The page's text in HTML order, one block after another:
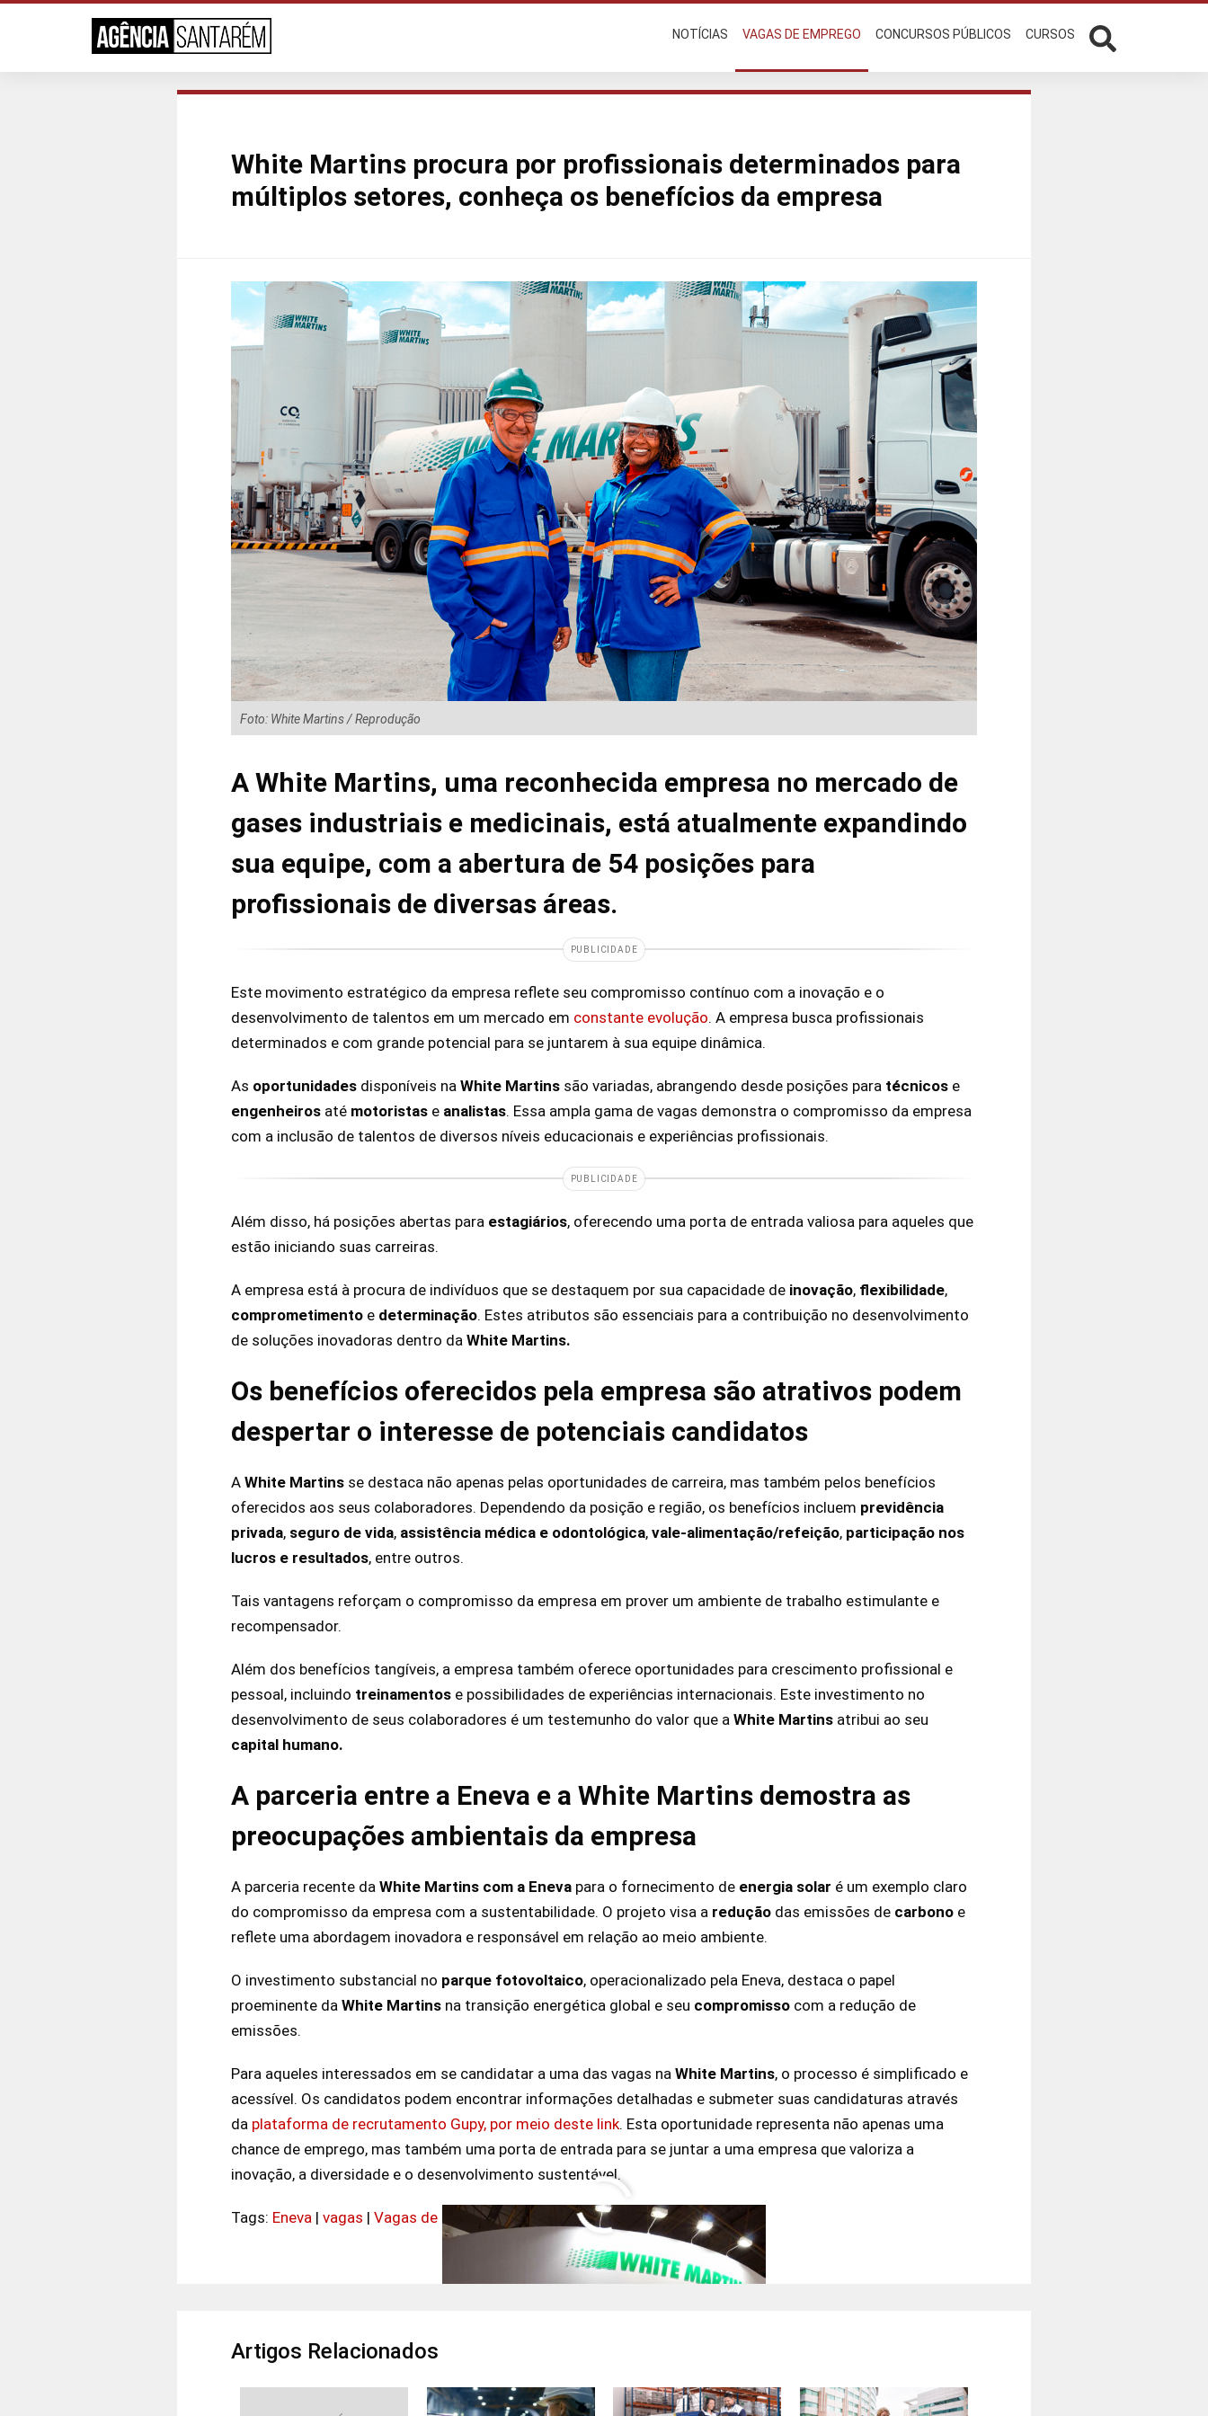
NOTÍCIAS VAGAS DE EMPREGO CONCURSOS PÚBLICOS CURSOS
White Martins procura por profissionais determinados para
múltiplos setores, conheça os benefícios da empresa
Foto: White Martins / Reprodução
A White Martins, uma reconhecida empresa no mercado de
gases industriais e medicinais, está atualmente expandindo
sua equipe, com a abertura de 54 posições para
profissionais de diversas áreas.
PUBLICIDADE
Este movimento estratégico da empresa reflete seu compromisso contínuo com a inovação e o
desenvolvimento de talentos em um mercado em constante evolução. A empresa busca profissionais
determinados e com grande potencial para se juntarem à sua equipe dinâmica.
As oportunidades disponíveis na White Martins são variadas, abrangendo desde posições para técnicos e
engenheiros até motoristas e analistas. Essa ampla gama de vagas demonstra o compromisso da empresa
com a inclusão de talentos de diversos níveis educacionais e experiências profissionais.
PUBLICIDADE
Além disso, há posições abertas para estagiários, oferecendo uma porta de entrada valiosa para aqueles que
estão iniciando suas carreiras.
A empresa está à procura de indivíduos que se destaquem por sua capacidade de inovação, flexibilidade,
comprometimento e determinação. Estes atributos são essenciais para a contribuição no desenvolvimento
de soluções inovadoras dentro da White Martins.
Os benefícios oferecidos pela empresa são atrativos podem
despertar o interesse de potenciais candidatos
A White Martins se destaca não apenas pelas oportunidades de carreira, mas também pelos benefícios
oferecidos aos seus colaboradores. Dependendo da posição e região, os benefícios incluem previdência
privada, seguro de vida, assistência médica e odontológica, vale-alimentação/refeição, participação nos
lucros e resultados, entre outros.
Tais vantagens reforçam o compromisso da empresa em prover um ambiente de trabalho estimulante e
recompensador.
Além dos benefícios tangíveis, a empresa também oferece oportunidades para crescimento profissional e
pessoal, incluindo treinamentos e possibilidades de experiências internacionais. Este investimento no
desenvolvimento de seus colaboradores é um testemunho do valor que a White Martins atribui ao seu
capital humano.
A parceria entre a Eneva e a White Martins demostra as
preocupações ambientais da empresa
A parceria recente da White Martins com a Eneva para o fornecimento de energia solar é um exemplo claro
do compromisso da empresa com a sustentabilidade. O projeto visa a redução das emissões de carbono e
reflete uma abordagem inovadora e responsável em relação ao meio ambiente.
O investimento substancial no parque fotovoltaico, operacionalizado pela Eneva, destaca o papel
proeminente da White Martins na transição energética global e seu compromisso com a redução de
emissões.
Para aqueles interessados em se candidatar a uma das vagas na White Martins, o processo é simplificado e
acessível. Os candidatos podem encontrar informações detalhadas e submeter suas candidaturas através
da plataforma de recrutamento Gupy, por meio deste link. Esta oportunidade representa não apenas uma
chance de emprego, mas também uma porta de entrada para se juntar a uma empresa que valoriza a
inovação, a diversidade e o desenvolvimento sustentável.
Tags: Eneva | vagas | Vagas de emprego|White Martins
Artigos Relacionados